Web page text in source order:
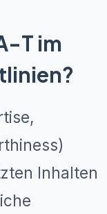
T im
Inhalten